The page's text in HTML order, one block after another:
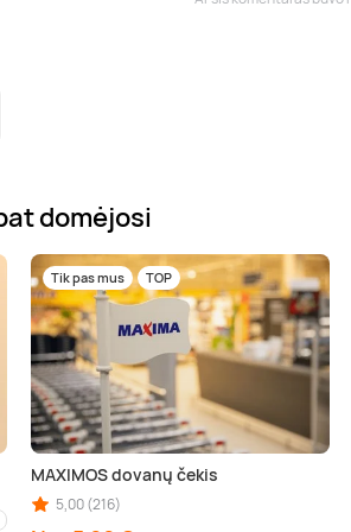
domėjosi
(aps.), Nida (aps.), Druskininkai (aps.),
Tik pas mus TOP
MAXIMOS dovanų čekis
5,00 (216)